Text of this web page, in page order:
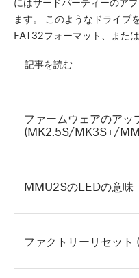
ます。 このようなドライブ
FAT32フォーマット、また
記事を読む
ファームウェアのアッ
(MK2.5S/MK3S+/
MMU2SのLEDの意味
ファクトリーリセッ